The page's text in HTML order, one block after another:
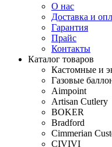
О нас
Доставка и
Гарантия
Прайс
Контакты
Каталог товаров
Кастомные и
Газовые
Aimpoint
Artisan Cutlery
BOKER
Bradford
Cimmerian
CIVIVI